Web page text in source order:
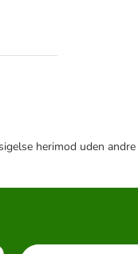
herimod uden